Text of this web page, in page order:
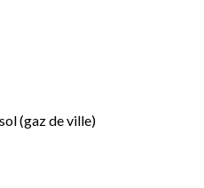
(gaz de ville)